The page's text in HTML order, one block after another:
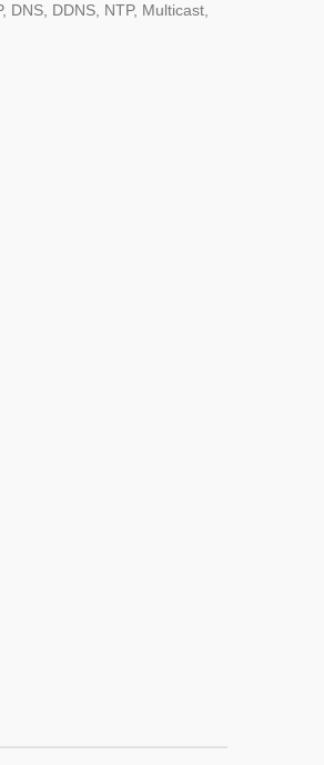
DNS, DDNS, NTP, Multicast,